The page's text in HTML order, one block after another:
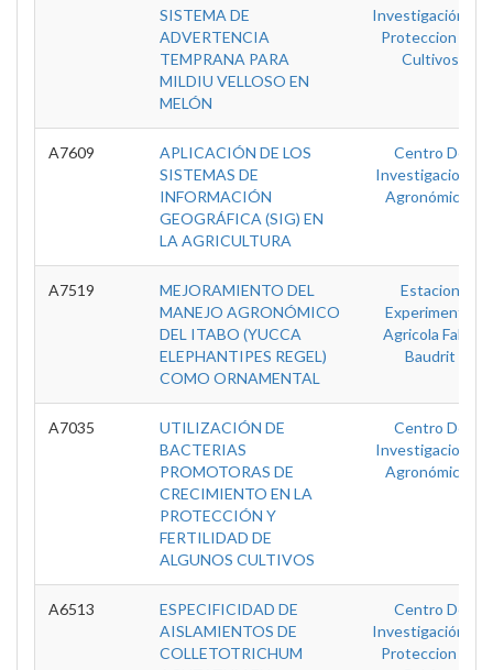
SISTEMA DE
ADVERTENCIA
TEMPRANA PARA
MILDIU VELLOSO EN
MELÓN
Investigación De
Proteccion De
Cultivos
A7609
APLICACIÓN DE LOS
SISTEMAS DE
INFORMACIÓN
GEOGRÁFICA (SIG) EN
LA AGRICULTURA
Centro De
Investigaciones
Agronómicas
A7519
MEJORAMIENTO DEL
MANEJO AGRONÓMICO
DEL ITABO (YUCCA
ELEPHANTIPES REGEL)
COMO ORNAMENTAL
Estacion
Experimental
Agricola Fabio
Baudrit
A7035
UTILIZACIÓN DE
BACTERIAS
PROMOTORAS DE
CRECIMIENTO EN LA
PROTECCIÓN Y
FERTILIDAD DE
ALGUNOS CULTIVOS
Centro De
Investigaciones
Agronómicas
A6513
ESPECIFICIDAD DE
AISLAMIENTOS DE
COLLETOTRICHUM
Centro De
Investigación De
Proteccion De